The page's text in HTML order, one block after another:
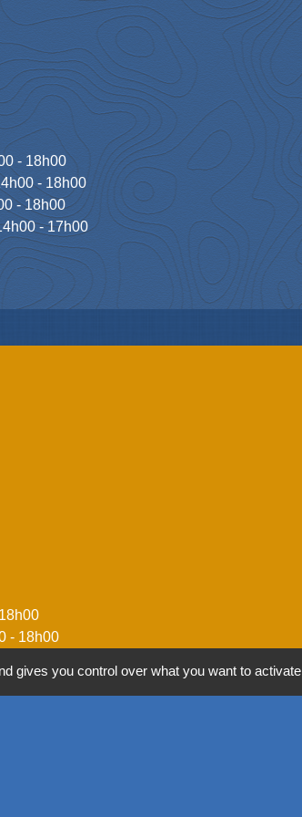
- 18h00
- 18h00
- 18h00
- 17h00
- 18h00
- 17h00
gives you control over what you want to activate